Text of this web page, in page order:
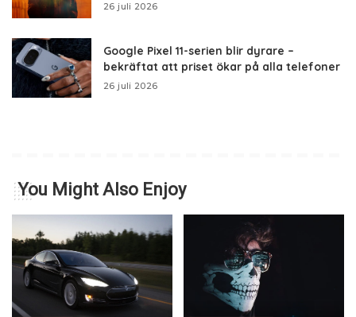
26 juli 2026
Google Pixel 11-serien blir dyrare –
bekräftat att priset ökar på alla telefoner
26 juli 2026
You Might Also Enjoy